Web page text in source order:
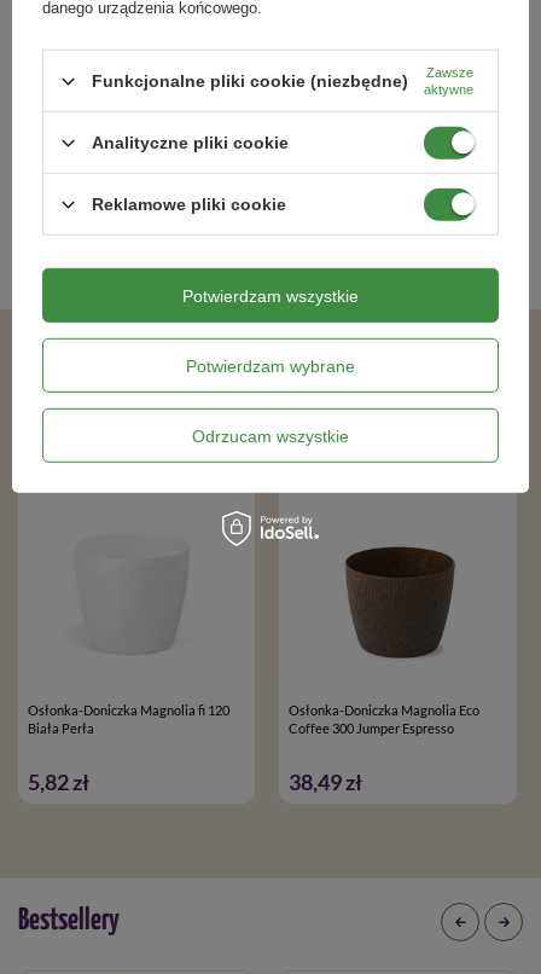
16,49 zł 21,99 zł
Kategorie powiązane
Osłonka-Doniczka Magnolia fi 120
Biała Perła
5,82 zł
Osłonka-Doniczka Magnolia Eco
Coffee 300 Jumper Espresso
38,49 zł
Bestsellery
danego urządzenia końcowego.
Funkcjonalne pliki cookie (niezbędne)
Zawsze
aktywne
Analityczne pliki cookie
Reklamowe pliki cookie
Potwierdzam wybrane
Odrzucam wszystkie
Potwierdzam wszystkie